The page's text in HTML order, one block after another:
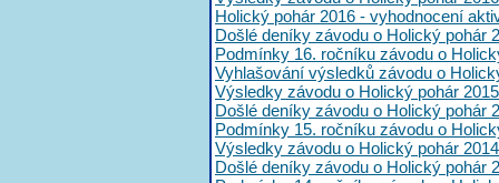
Holický pohár 2016 - vyhodnocení
Došlé deníky závodu o Holický pohár
Podmínky 16. ročníku závodu o
Vyhlašování výsledků závodu o
Výsledky závodu o Holický pohár 2015
Došlé deníky závodu o Holický pohár
Podmínky 15. ročníku závodu o
Výsledky závodu o Holický pohár 2014
Došlé deníky závodu o Holický pohár